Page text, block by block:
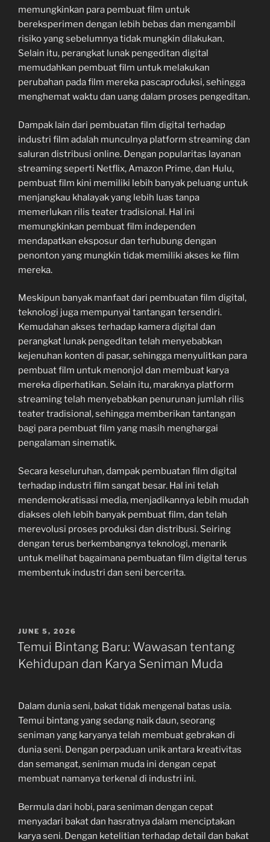
memungkinkan para pembuat film untuk
bereksperimen dengan lebih bebas dan mengambil
risiko yang sebelumnya tidak mungkin dilakukan.
Selain itu, perangkat lunak pengeditan digital
memudahkan pembuat film untuk melakukan
perubahan pada film mereka pascaproduksi, sehingga
menghemat waktu dan uang dalam proses pengeditan.
Dampak lain dari pembuatan film digital terhadap
industri film adalah munculnya platform streaming dan
saluran distribusi online. Dengan popularitas layanan
streaming seperti Netflix, Amazon Prime, dan Hulu,
pembuat film kini memiliki lebih banyak peluang untuk
menjangkau khalayak yang lebih luas tanpa
memerlukan rilis teater tradisional. Hal ini
memungkinkan pembuat film independen
mendapatkan eksposur dan terhubung dengan
penonton yang mungkin tidak memiliki akses ke film
mereka.
Meskipun banyak manfaat dari pembuatan film digital,
teknologi juga mempunyai tantangan tersendiri.
Kemudahan akses terhadap kamera digital dan
perangkat lunak pengeditan telah menyebabkan
kejenuhan konten di pasar, sehingga menyulitkan para
pembuat film untuk menonjol dan membuat karya
mereka diperhatikan. Selain itu, maraknya platform
streaming telah menyebabkan penurunan jumlah rilis
teater tradisional, sehingga memberikan tantangan
bagi para pembuat film yang masih menghargai
pengalaman sinematik.
Secara keseluruhan, dampak pembuatan film digital
terhadap industri film sangat besar. Hal ini telah
mendemokratisasi media, menjadikannya lebih mudah
diakses oleh lebih banyak pembuat film, dan telah
merevolusi proses produksi dan distribusi. Seiring
dengan terus berkembangnya teknologi, menarik
untuk melihat bagaimana pembuatan film digital terus
membentuk industri dan seni bercerita.
POSTED
ON
JUNE 5, 2026
Temui Bintang Baru: Wawasan tentang
Kehidupan dan Karya Seniman Muda
Dalam dunia seni, bakat tidak mengenal batas usia.
Temui bintang yang sedang naik daun, seorang
seniman yang karyanya telah membuat gebrakan di
dunia seni. Dengan perpaduan unik antara kreativitas
dan semangat, seniman muda ini dengan cepat
membuat namanya terkenal di industri ini.
Bermula dari hobi, para seniman dengan cepat
menyadari bakat dan hasratnya dalam menciptakan
karya seni. Dengan ketelitian terhadap detail dan bakat